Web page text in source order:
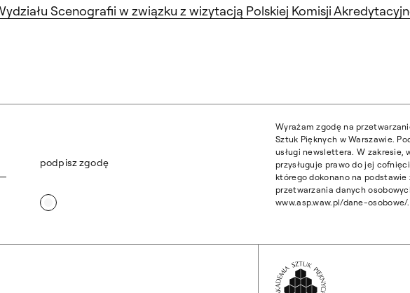
Scenografii w związku z wizytacją Polskiej Komisji
podpisz zgodę
Wyrażam zgodę na
Sztuk Pięknych w Warszawie.
usługi newslettera. W zakresie,
przysługuje prawo do jej
którego dokonano na
przetwarzania danych
www.asp.waw.pl/dane-osobowe/.